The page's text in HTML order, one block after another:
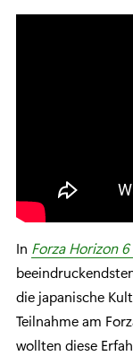
In Forza Horizon 6
die japanische
Teilnahme am
wollten diese